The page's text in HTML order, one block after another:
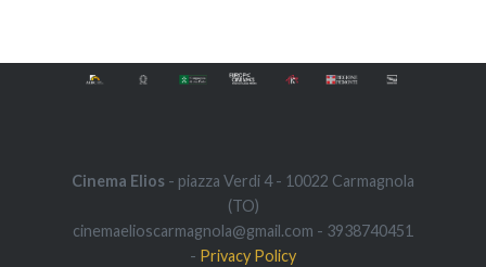
Navigazione
Cinema Elios - piazza Verdi 4 - 10022 Carmagnola
(TO)
cinemaelioscarmagnola@gmail.com - 3938740451
- Privacy Policy